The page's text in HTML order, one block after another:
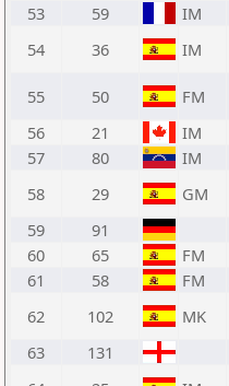
53
59 IM
54
36 IM
55 50 FM
56
21 IM
57
80 IM
58
29 GM
59
91
60
65 FM
61
58 FM
62
102 MK
63
131